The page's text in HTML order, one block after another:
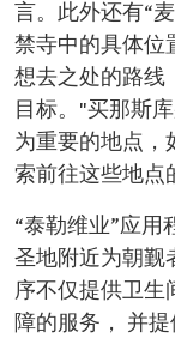
言。此外还有“
禁寺中的具体位
想去之处的路线
目标。"买那斯
为重要的地点，
索前往这些地点
“泰勒维业”应用
圣地附近为朝觐
序不仅提供卫生
障的服务， 并